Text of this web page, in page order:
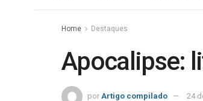
Home Destaques
Apocalipse:
por Artigo compilado 24